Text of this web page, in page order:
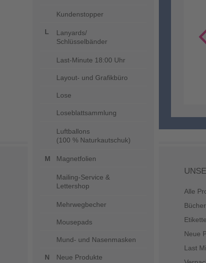
Kundenstopper
Lanyards/
Schlüsselbänder
Last-Minute 18:00 Uhr
Layout- und Grafikbüro
Lose
Loseblattsammlung
Luftballons
(100 % Naturkautschuk)
Magnetfolien
Mailing-Service &
Lettershop
Mehrwegbecher
Mousepads
Mund- und Nasenmasken
Neue Produkte
Bücher